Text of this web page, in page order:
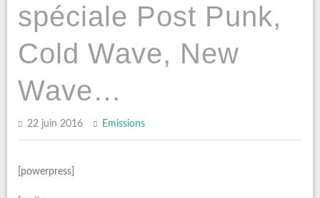
spéciale Post Punk,
Cold Wave, New
Wave…
22 juin 2016 Emissions
[powerpress]